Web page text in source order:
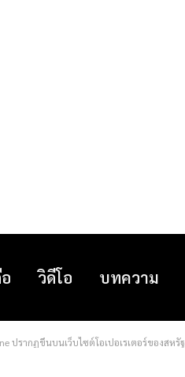
วิดีโอ บทความ
ปรากฏขึ้นบนเว็บไซต์โอเปอเรเตอร์ของสหรัฐ